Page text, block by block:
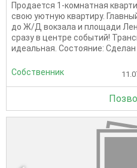
Продается 1-комнатная
свою уютную квартиру.
до Ж/Д вокзала и площади
сразу в центре событий!
идеальная. Состояние: Сделан
Собственник